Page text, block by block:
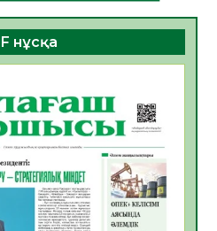
мәлімет
22 0
облысы полиция
астам
қамтамасыз етті
34
ҰРПАҚ –
АТТЫ КЕҢЕЙТІЛГЕН
нұсқа